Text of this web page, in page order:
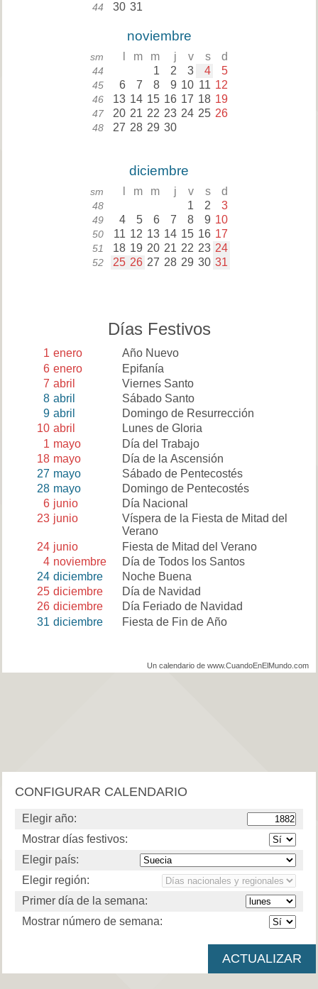
44 30 31
noviembre
sm m m j v s d
44 1 2 3 4 5
45 6 7 8 9 10 11 12
46 13 14 15 16 17 18 19
47 20 21 22 23 24 25 26
48 27 28 29 30
diciembre
sm m m j v s d
48 1 2 3
49 4 5 6 7 8 9 10
50 11 12 13 14 15 16 17
51 18 19 20 21 22 23 24
52 25 26 27 28 29 30 31
Días Festivos
1 enero
Año Nuevo
6 enero
Epifanía
7 abril
Viernes Santo
8 abril
Sábado Santo
9 abril
Domingo de Resurrección
10 abril
Lunes de Gloria
1 mayo
Día del Trabajo
18 mayo
Día de la Ascensión
27 mayo
Sábado de Pentecostés
28 mayo
Domingo de Pentecostés
6 junio
Día Nacional
23 junio
Víspera de la Fiesta de Mitad del
Verano
24 junio
Fiesta de Mitad del Verano
4 noviembre
Día de Todos los Santos
24 diciembre
Noche Buena
25 diciembre
Día de Navidad
26 diciembre
Día Feriado de Navidad
31 diciembre Fiesta de Fin de Año
Un calendario de www.CuandoEnElMundo.com
CONFIGURAR CALENDARIO
Elegir año:
Mostrar días festivos:
Elegir país:
Elegir región:
Primer día de la semana:
Mostrar número de semana: